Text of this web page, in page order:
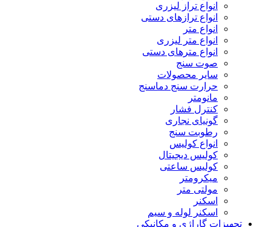
انواع تراز لیزری
انواع ترازهای دستی
انواع متر
انواع متر لیزری
انواع مترهای دستی
صوت سنج
سایر محصولات
حرارت سنج دماسنج
مانومتر
کنترل فشار
گونیای نجاری
رطوبت سنج
انواع کولیس
کولیس دیجیتال
کولیس ساعتی
میکرومتر
مولتی متر
اسکنر
اسکنر لوله و سیم
تجهیزات گاراژی و مکانیکی